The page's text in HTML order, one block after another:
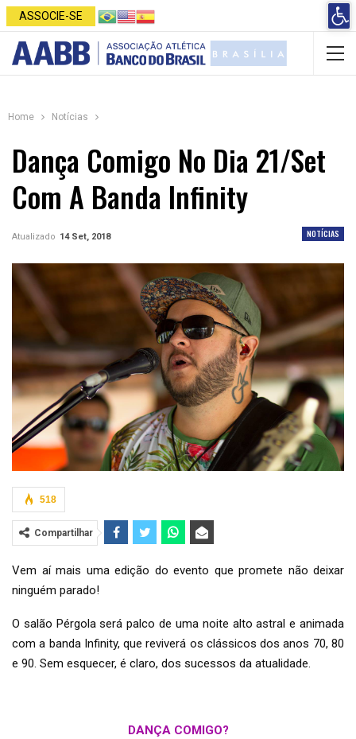
ASSOCIE-SE
Home Notícias
Dança Comigo No Dia 21/set
Com A Banda Infinity
NOTÍCIAS
Atualizado 14 Set, 2018
518
Compartilhar
Vem aí mais uma edição do evento que promete não deixar
ninguém parado!
O salão Pérgola será palco de uma noite alto astral e animada
com a banda Infinity, que reviverá os clássicos dos anos 70, 80
e 90. Sem esquecer, é claro, dos sucessos da atualidade.
DANÇA COMIGO?